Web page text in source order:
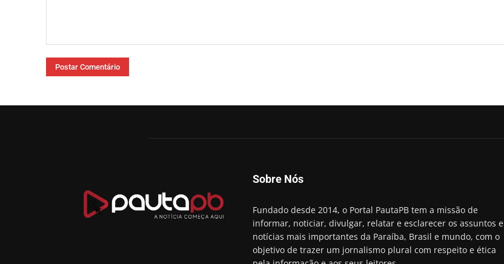
Sobre Nós
Fundado desde 2014, o Portal PautaPB tem a missão de
informar, noticiar, divulgar, relatar e esclarecer os assuntos e
notícias mais importantes da Paraíba, Brasil e mundo, com o
objetivo de trazer um jornalismo plural com respeito e ética